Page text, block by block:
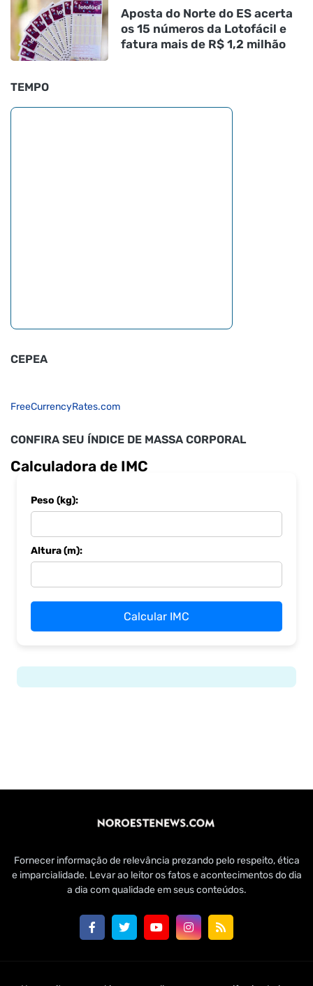
Aposta do Norte do ES acerta
os 15 números da Lotofácil e
fatura mais de R$ 1,2 milhão
TEMPO
CEPEA
FreeCurrencyRates.com
CONFIRA SEU ÍNDICE DE MASSA CORPORAL
Calculadora de IMC
Peso (kg):
Altura (m):
Calcular IMC
Fornecer informação de relevância prezando pelo respeito, ética
e imparcialidade. Levar ao leitor os fatos e acontecimentos do dia
a dia com qualidade em seus conteúdos.